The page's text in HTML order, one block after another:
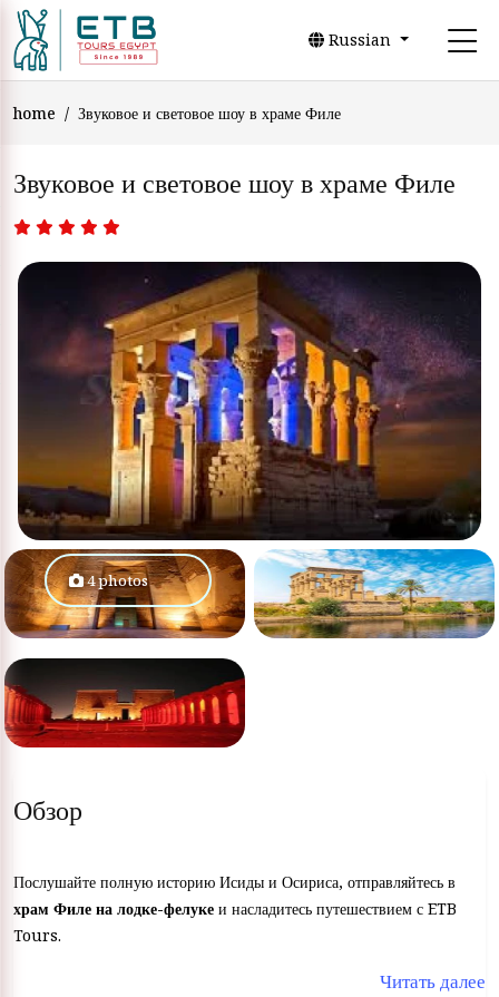
Russian
home Звуковое и световое шоу в храме Филе
Звуковое и световое шоу в храме Филе
4 photos
Обзор
Послушайте полную историю Исиды и Осириса, отправляйтесь в
храм Филе на лодке-фелуке и насладитесь путешествием с ETB
Tours.
Читать далее